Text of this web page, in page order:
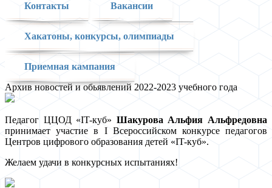
Контакты Вакансии
Хакатоны, конкурсы, олимпиады
Приемная кампания
Архив новостей и обьявлений 2022-2023 учебного года
Педагог ЦЦОД «IT-куб» Шакурова Альфия Альфредовна
принимает участие в I Всероссийском конкурсе педагогов
Центров цифрового образования детей «IT-куб».
Желаем удачи в конкурсных испытаниях!